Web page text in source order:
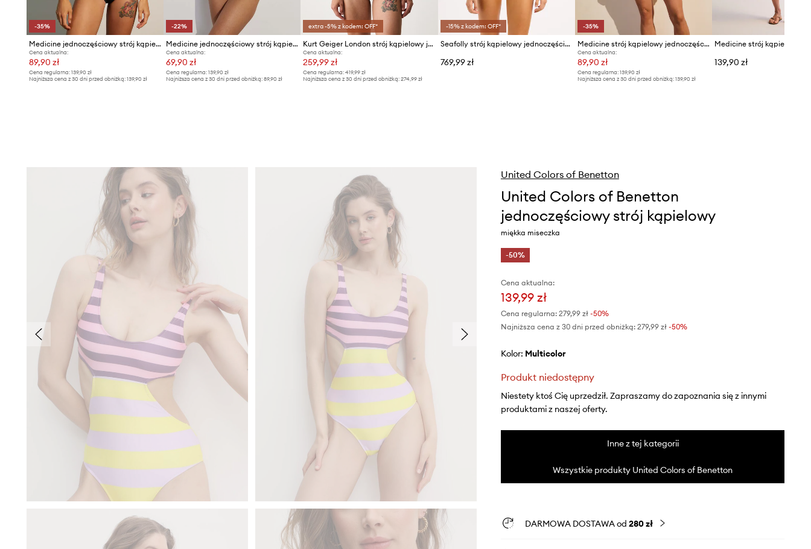
-35%
Medicine jednoczęściowy strój kąpielowy
Cena aktualna:
89,90 zł
Cena regularna: 139,90 zł
Najniższa cena z 30 dni przed obniżką: 139,90 zł
-22%
Medicine jednoczęściowy strój kąpielowy
Cena aktualna:
69,90 zł
Cena regularna:139,90 zł
Najniższa cena z 30 dni przed obniżką:89,90 zł
extra -5% z kodem: OFF*
Kurt Geiger London strój kąpielowy jednoczęściowy damski
Cena aktualna:
259,99 zł
Cena regularna: 419,99 zł
Najniższa cena z 30 dni przed obniżką: 274,99 zł
-15% z kodem: OFF*
Seafolly strój kąpielowy jednoczęściowy damski Zip Front
769,99 zł
-35%
Medicine strój kąpielowy jednoczęściowy damski
Cena aktualna:
89,90 zł
Cena regularna:139,90 zł
Najniższa cena z 30 dni przed obniżką:139,90 zł
139,90 zł
United Colors of Benetton
United Colors of Benetton
jednoczęściowy strój kąpielowy
miękka miseczka
-50%
Cena aktualna:
139,99 zł
Cena regularna: 279,99 zł-50%
Najniższa cena z 30 dni przed obniżką: 279,99 zł -50%
Kolor: multicolor
Produkt niedostępny
Niestety ktoś Cię uprzedził. Zapraszamy do zapoznania się z innymi
produktami z naszej oferty.
Inne z tej kategorii
Wszystkie produkty United Colors of Benetton
DARMOWA DOSTAWA od 280 zł